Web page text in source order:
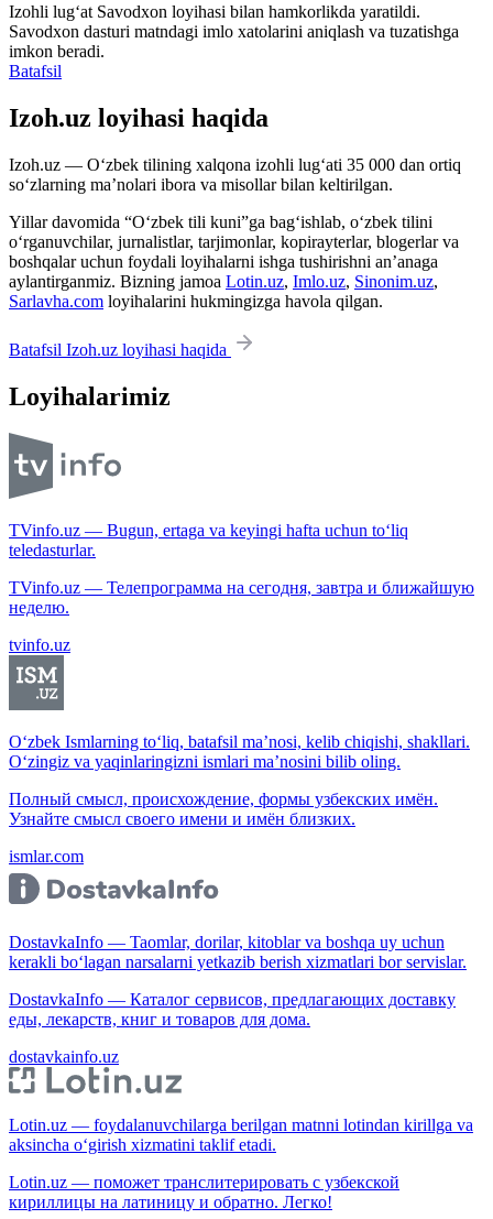
Izohli lugʻat Savodxon loyihasi bilan hamkorlikda yaratildi.
Savodxon dasturi matndagi imlo xatolarini aniqlash va tuzatishga
imkon beradi.
Batafsil
Izoh.uz loyihasi haqida
Izoh.uz — O‘zbek tilining xalqona izohli lug‘ati 35 000 dan ortiq
so‘zlarning ma’nolari ibora va misollar bilan keltirilgan.
Yillar davomida “O‘zbek tili kuni”ga bag‘ishlab, o‘zbek tilini
o‘rganuvchilar, jurnalistlar, tarjimonlar, kopirayterlar, blogerlar va
boshqalar uchun foydali loyihalarni ishga tushirishni an’anaga
aylantirganmiz. Bizning jamoa Lotin.uz, Imlo.uz, Sinonim.uz,
Sarlavha.com loyihalarini hukmingizga havola qilgan.
Batafsil Izoh.uz loyihasi haqida
Loyihalarimiz
TVinfo.uz — Bugun, ertaga va keyingi hafta uchun to‘liq
teledasturlar.
TVinfo.uz — Телепрограмма на сегодня, завтра и ближайшую
неделю.
tvinfo.uz
O‘zbek Ismlarning to‘liq, batafsil ma’nosi, kelib chiqishi, shakllari.
O‘zingiz va yaqinlaringizni ismlari ma’nosini bilib oling.
Полный смысл, происхождение, формы узбекских имён.
Узнайте смысл своего имени и имён близких.
ismlar.com
DostavkaInfo — Taomlar, dorilar, kitoblar va boshqa uy uchun
kerakli bo‘lagan narsalarni yetkazib berish xizmatlari bor servislar.
DostavkaInfo — Каталог сервисов, предлагающих доставку
еды, лекарств, книг и товаров для дома.
dostavkainfo.uz
Lotin.uz — foydalanuvchilarga berilgan matnni lotindan kirillga va
aksincha o‘girish xizmatini taklif etadi.
Lotin.uz — поможет транслитерировать с узбекской
кириллицы на латиницу и обратно. Легко!